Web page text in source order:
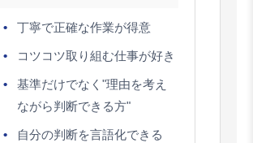
丁寧で正確な作業が得意
コツコツ取り組む仕事が好き
基準だけでなく"理由を考え
ながら判断できる方"
自分の判断を言語化できる